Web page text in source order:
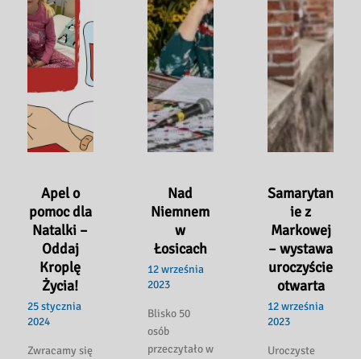
Apel o
pomoc dla
Natalki –
Oddaj
Kroplę
Życia!
25 stycznia
2024
Zwracamy się
Nad
Niemnem
w
Łosicach
12 września
2023
Blisko 50
osób
przeczytało w
Samarytan
ie z
Markowej
– wystawa
uroczyście
otwarta
12 września
2023
Uroczyste